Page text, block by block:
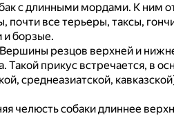
с длинными мордами. К ним
все терьеры, таксы,
и борзые.
Вершины резцов верхней и
Такой прикус встречается, в
среднеазиатской,
челюсть собаки длиннее